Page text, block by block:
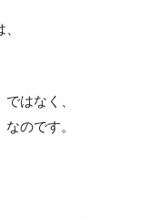
はなく、
のです。